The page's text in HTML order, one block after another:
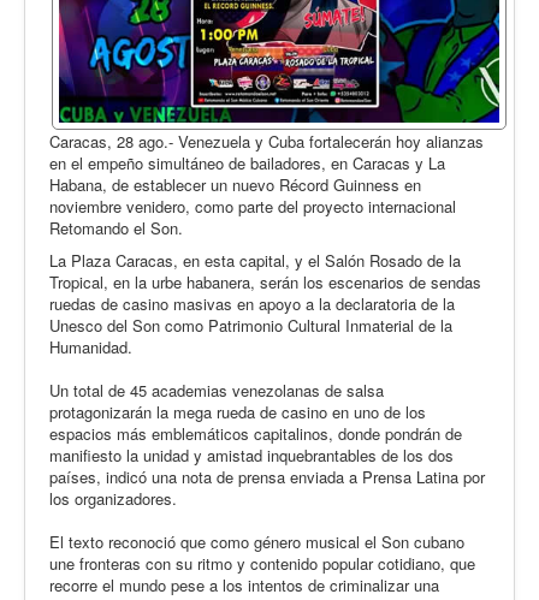
Caracas, 28 ago.- Venezuela y Cuba fortalecerán hoy alianzas
en el empeño simultáneo de bailadores, en Caracas y La
Habana, de establecer un nuevo Récord Guinness en
noviembre venidero, como parte del proyecto internacional
Retomando el Son.
La Plaza Caracas, en esta capital, y el Salón Rosado de la
Tropical, en la urbe habanera, serán los escenarios de sendas
ruedas de casino masivas en apoyo a la declaratoria de la
Unesco del Son como Patrimonio Cultural Inmaterial de la
Humanidad.
Un total de 45 academias venezolanas de salsa
protagonizarán la mega rueda de casino en uno de los
espacios más emblemáticos capitalinos, donde pondrán de
manifiesto la unidad y amistad inquebrantables de los dos
países, indicó una nota de prensa enviada a Prensa Latina por
los organizadores.
El texto reconoció que como género musical el Son cubano
une fronteras con su ritmo y contenido popular cotidiano, que
recorre el mundo pese a los intentos de criminalizar una